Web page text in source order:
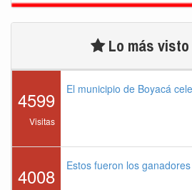
Lo más visto
4599
Visitas
El municipio de Boyacá
4008 Estos fueron los